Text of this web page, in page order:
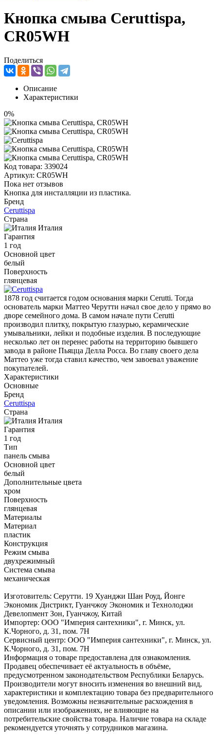
Кнопка смыва Ceruttispa,
CR05WH
Поделиться
Описание
Характеристики
0%
Код товара: 339024
Артикул: CR05WH
Пока нет отзывов
Кнопка для инсталляции из пластика.
Бренд
Ceruttispa
Страна
Италия
Гарантия
1 год
Основной цвет
белый
Поверхность
глянцевая
1878 год считается годом основания марки Cerutti. Тогда
основатель марки Маттео Черутти начал свое дело у прямо во
дворе семейного дома. В самом начале пути Cerutti
производил плитку, покрытую глазурью, керамические
умывальники, лейки и подобные изделия. В последующие
несколько лет он перенес работы на территорию бывшего
завода в районе Пьяцца Делла Росса. Во главу своего дела
Маттео уже тогда ставил качество, чем завоевал уважение
покупателей.
Характеристики
Основные
Бренд
Ceruttispa
Страна
Италия
Гарантия
1 год
Тип
панель смыва
Основной цвет
белый
Дополнительные цвета
хром
Поверхность
глянцевая
Материалы
Материал
пластик
Конструкция
Режим смыва
двухрежимный
Система смыва
механическая
Изготовитель: Серутти. 19 Хуанджи Шан Роуд, Йонге
Экономик Дистрикт, Гуанчжоу Экономик и Технолоджи
Девелопмент Зон, Гуанчжоу, Китай
Импортер: ООО "Империя сантехники", г. Минск, ул.
К.Чорного, д. 31, пом. 7Н
Сервисный центр: ООО "Империя сантехники", г. Минск, ул.
К.Чорного, д. 31, пом. 7Н
Информация о товаре предоставлена для ознакомления.
Продавец обеспечивает её актуальность в объёме,
предусмотренном законодательством Республики Беларусь.
Производители могут вносить изменения во внешний вид,
характеристики и комплектацию товара без предварительного
уведомления. Возможны незначительные расхождения в
описании или изображениях, не влияющие на
потребительские свойства товара. Наличие товара на складе
рекомендуется уточнять у сотрудников магазина.